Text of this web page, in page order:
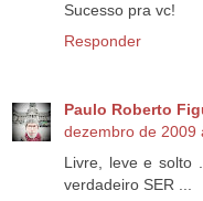
Sucesso pra vc!
Responder
Paulo Roberto
dezembro de 2009
Livre, leve e solto
verdadeiro SER ...